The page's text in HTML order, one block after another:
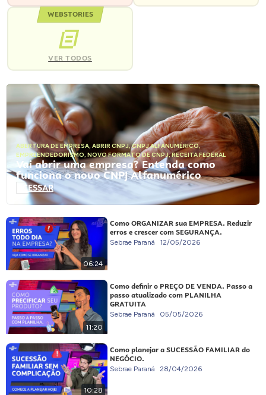
WEBSTORIES
VER TODOS
ABERTURA DE EMPRESA, ABRIR CNPJ,CNPJ ALFANUMÉRICO,
EMPREENDEDORISMO, NOVO FORMATO DE CNPJ,RECEITA FEDERAL
Vai abrir uma empresa? Entenda como
funciona o novo CNPJ Alfanumérico
ACESSAR
06:24
Como ORGANIZAR sua EMPRESA. Reduzir
erros e crescer com SEGURANÇA.
Sebrae Paraná 12/05/2026
11:20
Como definir o PREÇO DE VENDA. Passo a
passo atualizado com PLANILHA
GRATUITA
Sebrae Paraná 05/05/2026
10:28
Como planejar a SUCESSÃO FAMILIAR do
NEGÓCIO.
Sebrae Paraná 28/04/2026